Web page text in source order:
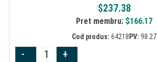
$237.38
Pret membru: $166.17
Cod produs: 64218 PV: 98.27
- +